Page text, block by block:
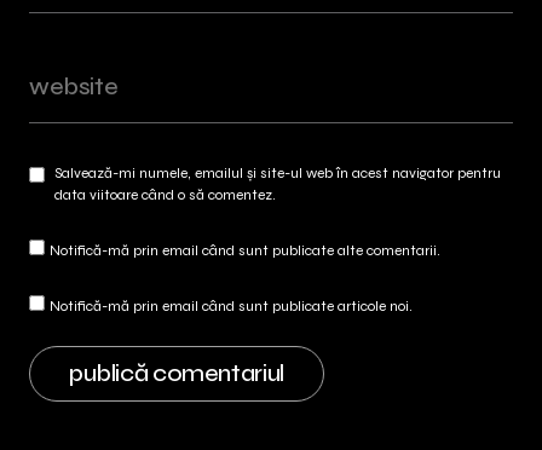
Salvează-mi numele, emailul și site-ul web în acest navigator pentru
data viitoare când o să comentez.
Notifică-mă prin email când sunt publicate alte comentarii.
Notifică-mă prin email când sunt publicate articole noi.